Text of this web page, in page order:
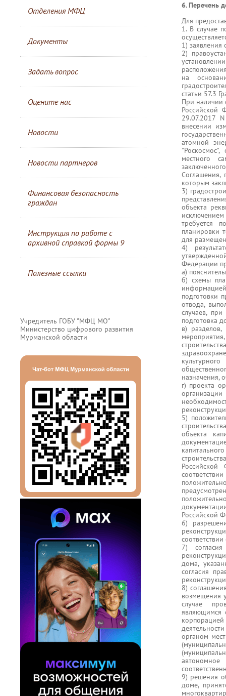
Отделения МФЦ
Документы
Задать вопрос
Оцените нас
Новости
Новости партнеров
Финансовая безопасность
граждан
Инструкция по работе с
архивной справкой формы 9
Полезные ссылки
Учредитель ГОБУ "МФЦ МО"
Министерство цифрового развития
Мурманской области
6. Перечень
Для
1. В случае
1) заявления
2)
на
статьи 57.3
При наличии
Российской
29.07.2017
внесении
атомной
местного
Соглашения,
которым
3)
объекта
исключением
требуется
планировки
для
4)
Федерации
а)
б) схемы
подготовки
отвода,
случаев,
подготовка
в)
назначения,
г) проекта
5)
объекта
Российской
Российской
6)
7)
дома,
согласия
8)
возмещения
случае
являющимся
органом
9) решения
доме,